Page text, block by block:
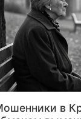
в